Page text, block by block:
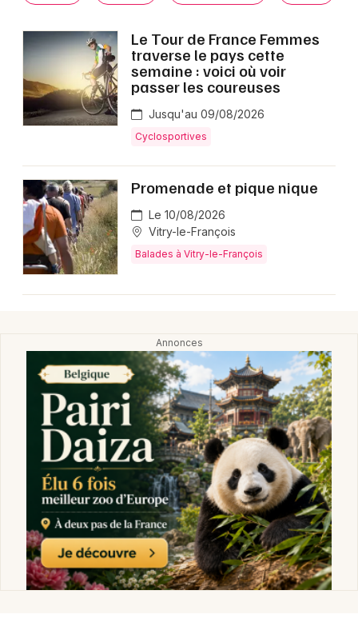
Manifestations
Foires & salons
Spectacles
Sports
Soirées
Sorties famille
Expos
Sports dans la Marne
Sports en Champagne-Ardenne
Sports dans le Grand Est
Newsletter des sorties
Artistes en tournée
Mulhouse
Montpellier
Nantes
Paris
Strasbourg
Toulouse
Toutes les villes
Le Tour de France Femmes
traverse le pays cette
semaine : voici où voir
passer les coureuses
Jusqu'au 09/08/2026
Cyclosportives
Promenade et pique nique
Le 10/08/2026
Vitry-le-François
Balades à Vitry-le-François